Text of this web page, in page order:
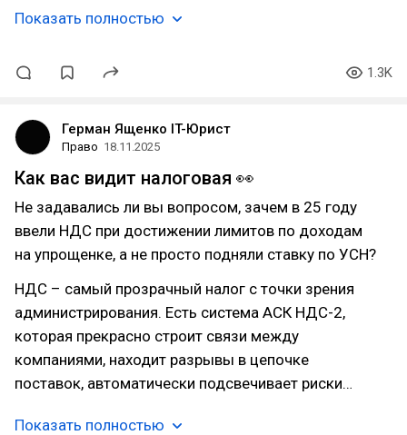
Показать полностью
1.3K
Герман Ященко IT-Юрист
Право 18.11.2025
Как вас видит налоговая 👀
Не задавались ли вы вопросом, зачем в 25 году
ввели НДС при достижении лимитов по доходам
на упрощенке, а не просто подняли ставку по УСН?
НДС – самый прозрачный налог с точки зрения
администрирования. Есть система АСК НДС-2,
которая прекрасно строит связи между
компаниями, находит разрывы в цепочке
поставок, автоматически подсвечивает риски…
Показать полностью